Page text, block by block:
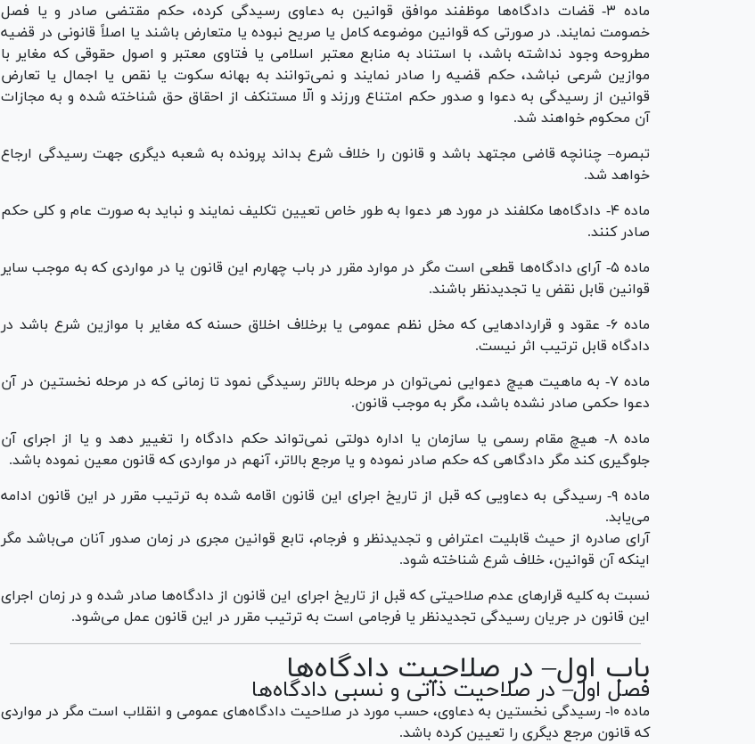
ماده ۳- قضات دادگاه‌ها موظفند موافق قوانین به دعاوی رسیدگی کرده، حکم مقتضی صادر و یا فصل
خصومت نمایند. در صورتی که قوانین موضوعه کامل یا صریح نبوده یا متعارض باشند یا اصلاً قانونی در قضیه
مطروحه وجود نداشته باشد، با استناد به منابع معتبر اسلامی یا فتاوی معتبر و اصول حقوقی که مغایر با
موازین شرعی نباشد، حکم قضیه را صادر نمایند و نمی‌توانند به بهانه سکوت یا نقص یا اجمال یا تعارض
قوانین از رسیدگی به دعوا و صدور حکم امتناع ورزند و الّا مستنکف از احقاق حق شناخته شده و به مجازات
آن محکوم خواهند شد.
تبصره– چنانچه قاضی مجتهد باشد و قانون را خلاف شرع بداند پرونده به شعبه دیگری جهت رسیدگی ارجاع
خواهد شد.
ماده ۴- دادگاه‌ها مکلفند در مورد هر دعوا به طور خاص تعیین تکلیف نمایند و نباید به صورت عام و کلی حکم
صادر کنند.
ماده ۵- آرای دادگاه‌ها قطعی است مگر در موارد مقرر در باب چهارم این قانون یا در مواردی که به موجب سایر
قوانین قابل نقض یا تجدیدنظر باشند.
ماده ۶- عقود و قرارداد‌هایی که مخل نظم عمومی یا برخلاف اخلاق حسنه که مغایر با موازین شرع باشد در
دادگاه قابل ترتیب اثر نیست.
ماده ۷- به ماهیت هیچ دعوایی نمی‌توان در مرحله بالاتر رسیدگی نمود تا زمانی که در مرحله نخستین در آن
دعوا حکمی صادر نشده باشد، مگر به موجب قانون.
ماده ۸- هیچ مقام رسمی یا سازمان یا اداره دولتی نمی‌تواند حکم دادگاه را تغییر دهد و یا از اجرای آن
جلوگیری کند مگر دادگاهی که حکم صادر نموده و یا مرجع بالاتر، آنهم در مواردی که قانون معین نموده باشد.
ماده ۹- رسیدگی به دعاویی که قبل از تاریخ اجرای این قانون اقامه شده به ترتیب مقرر در این قانون ادامه
می‌یابد.
آرای صادره از حیث قابلیت اعتراض و تجدیدنظر و فرجام، تابع قوانین مجری در زمان صدور آنان می‌باشد مگر
اینکه آن قوانین، خلاف شرع شناخته شود.
نسبت به کلیه قرار‌های عدم صلاحیتی که قبل از تاریخ اجرای این قانون از دادگاه‌ها صادر شده و در زمان اجرای
این قانون در جریان رسیدگی تجدیدنظر یا فرجامی است به ترتیب مقرر در این قانون عمل می‌شود.
باب اول– در صلاحیت دادگاه‌ها
فصل اول– در صلاحیت ذاتی و نسبی دادگاه‌ها
ماده ۱۰- رسیدگی نخستین به دعاوی، حسب مورد در صلاحیت دادگاه‌های عمومی و انقلاب است مگر در مواردی
که قانون مرجع دیگری را تعیین کرده باشد.